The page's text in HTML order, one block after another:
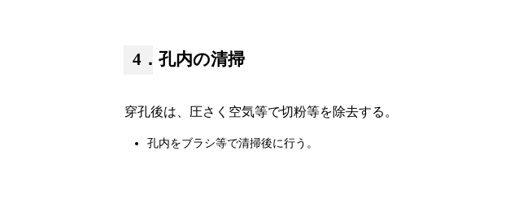
4．孔内の清掃
穿孔後は、圧さく空気等で切粉等を除去する。
孔内をブラシ等で清掃後に行う。